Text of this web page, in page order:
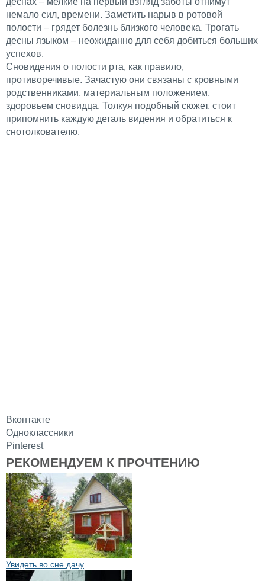
немало сил, времени. Заметить нарыв в ротовой
полости – грядет болезнь близкого человека. Трогать
десны языком – неожиданно для себя добиться больших
успехов.
Сновидения о полости рта, как правило,
противоречивые. Зачастую они связаны с кровными
родственниками, материальным положением,
здоровьем сновидца. Толкуя подобный сюжет, стоит
припомнить каждую деталь видения и обратиться к
снотолкователю.
Вконтакте
Одноклассники
Pinterest
РЕКОМЕНДУЕМ К ПРОЧТЕНИЮ
Увидеть во сне дачу